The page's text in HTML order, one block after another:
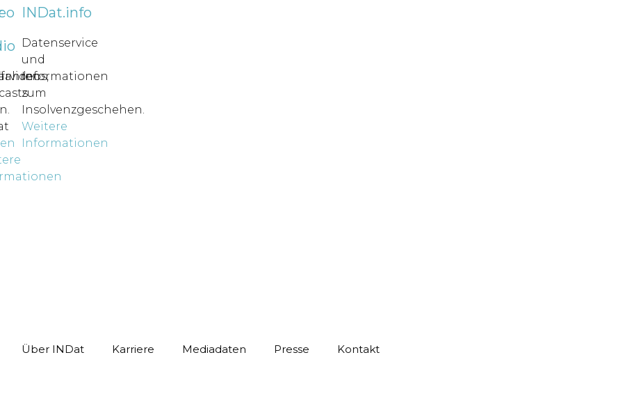
INDat.info
Datenservice
und
Informationen
zum
Insolvenzgeschehen.
Weitere
Informationen
Über INDat Karriere Mediadaten Presse Kontakt